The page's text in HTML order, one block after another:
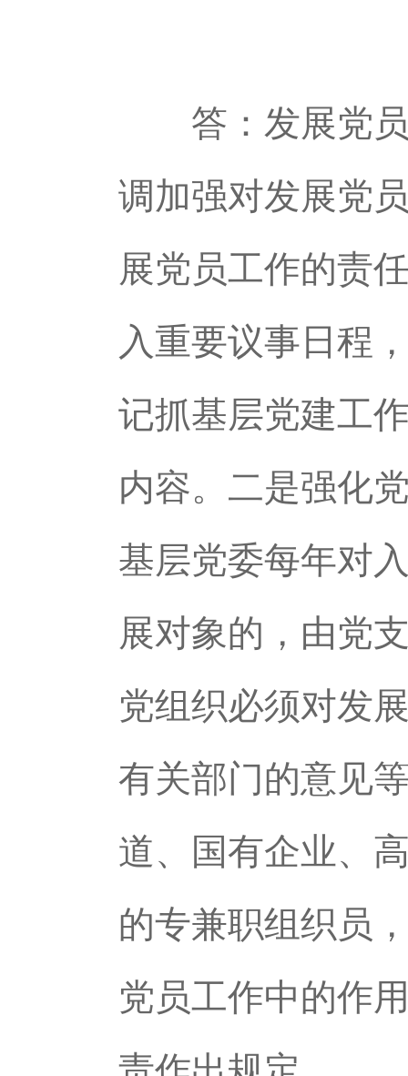
答：发展党员
调加强对发展党
展党员工作的责
入重要议事日程
记抓基层党建工
内容。二是强化
基层党委每年对
展对象的，由党
党组织必须对发
有关部门的意见
道、国有企业、
的专兼职组织员
党员工作中的作